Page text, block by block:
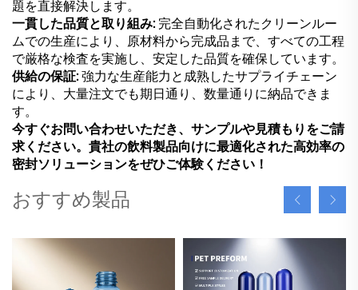
題を直接解決します。
一貫した品質と取り組み: 完全自動化されたクリーンルー
ムでの生産により、原材料から完成品まで、すべての工程
で厳格な検査を実施し、安定した品質を確保しています。
供給の保証:強力な生産能力と成熟したサプライチェーン
により、大量注文でも期日通り、数量通りに納品できま
す。
今すぐお問い合わせいただき、サンプルや見積もりをご請
求ください。貴社の飲料製品向けに最適化された高効率の
密封ソリューションをぜひご体験ください！
おすすめ製品